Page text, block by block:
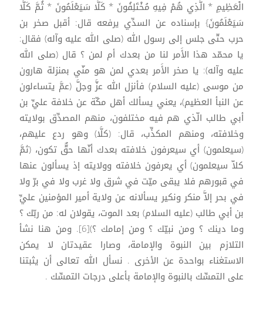
الْعَظِيمِ * الَّذِي هُمْ فِيهِ مُخْتَلِفُونَ * كَلَّا سَيَعْلَمُونَ * ثُمَّ كَلَّا
سَيَعْلَمُونَ} بإسناده عن السدِّي يرفعه قال: أقبل صخر بن
حرب حتّى جلس إلى رسول الله (صلى الله عليه وآله) فقال:
يا محمّد هذا الأَمر لنا من بعدك أم لمن ؟ قال (صلى الله
عليه وآله): يا صخر الأَمر بعدي لمن هو منّي بمنزلة هارون
من موسى (عليه السلام) فأنزل الله عزَّ وجلَّ (عمَّ يتساءلون
عن النبأ العظيم)، يعني يسألك أهل مكّة عن خلافة عليِّ بن
أبي طالب الّذي هم فيه مختلفون، منهم المصدِّق بولايته
وخلافته، ومنهم المكذِّب، قال: (كلَّا) وهو ردع عليهم،
(سيعلمون) أي سيعرفون خلافته بعدك أنّها حقٌّ تكون، (ثمَّ
كلاّ سيعلمون) أي يعرفون خلافته وولايته إذ يسألون عنها
في قبورهم فلا يبقى ميّت في شرق ولا غرب ولا في برّ ولا
في بحر إلاَّ منكر ونكير يسألانه عن ولاية أمير المؤمنين عليِّ
بن أبي طالب (عليه السلام) بعد الموت، يقولان له: من ربّك ؟
وما دينك ؟ ومن نبيّك ؟ ومن إمامك ؟)[6]. ومن هنا نشأ
التلازم بين النبوة والإمامة، وصارا عقيدتان لا يمكن
الاستغناء بواحدة عن الأخرى . نسأل الله تعالى أن يثبتنا
على التمسِّك بالنبوة والإمامة بأعلى درجات التمسِّك .